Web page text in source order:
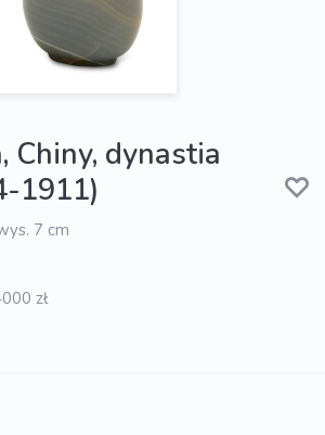
Chiny, dynastia
1911)
7 cm
zł